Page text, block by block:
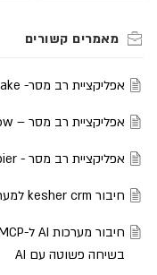
אפליקציית רב מסר- make
אפליקציית רב מסר – zoho flow
אפליקציית רב מסר - zapier
חיבור kesher crm למערכת רב מסר החדשה
בשיחה פשוטה עם AI